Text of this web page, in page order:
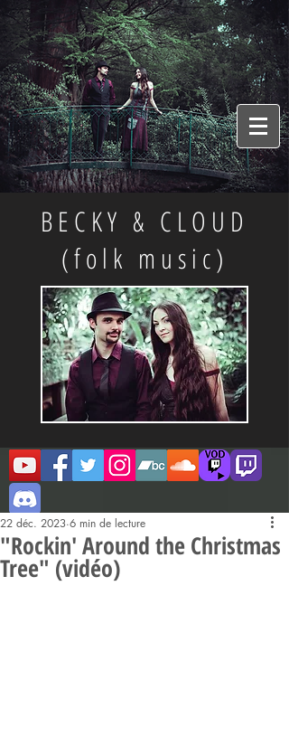
BECKY & CLOUD
(folk music)
"Rockin' Around the Christmas
Tree" (vidéo)
22 déc. 2023 6 min de lecture